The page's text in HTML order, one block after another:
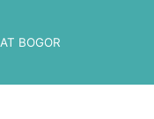
BOGOR